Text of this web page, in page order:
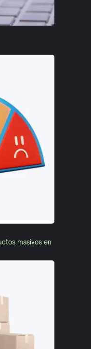
masivos en